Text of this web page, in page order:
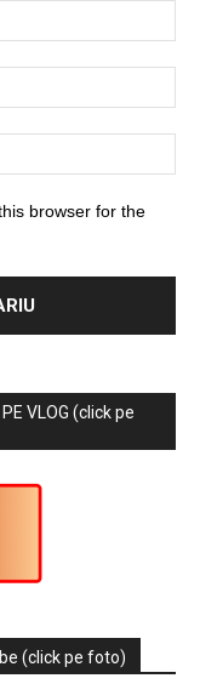
browser for the
VLOG (click pe
(click pe foto)